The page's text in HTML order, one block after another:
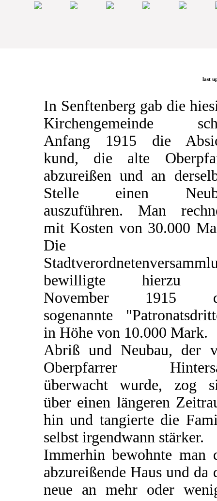
last
In Senftenberg gab die
Kirchengemeinde
Anfang 1915 die
kund, die alte
abzureißen und an
Stelle einen
auszuführen. Man
mit Kosten von 30.000
Die
bewilligte hierzu
November 1915
sogenannte
in Höhe von 10.000 Mark.
Abriß und Neubau, der
Oberpfarrer
überwacht wurde, zog
über einen längeren
hin und tangierte die
selbst irgendwann stärker.
Immerhin bewohnte man
abzureißende Haus und da
neue an mehr oder